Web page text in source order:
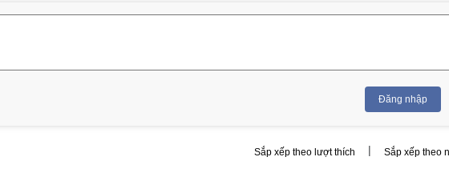
Đăng nhập
Sắp xếp theo lượt thích | Sắp xếp theo